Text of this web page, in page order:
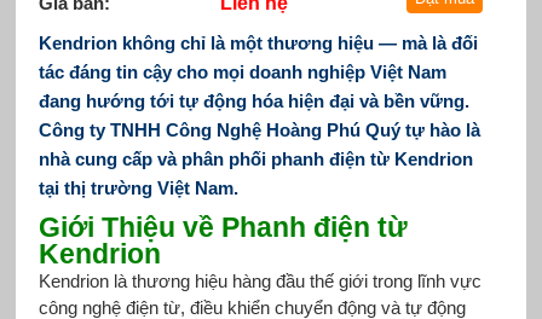
Kendrion không chỉ là một thương hiệu — mà là đối
tác đáng tin cậy cho mọi doanh nghiệp Việt Nam
đang hướng tới tự động hóa hiện đại và bền vững.
Công ty TNHH Công Nghệ Hoàng Phú Quý tự hào là
nhà cung cấp và phân phối phanh điện từ Kendrion
tại thị trường Việt Nam.
Giới Thiệu về Phanh điện từ
Kendrion
Kendrion là thương hiệu hàng đầu thế giới trong lĩnh vực
công nghệ điện từ, điều khiển chuyển động và tự động